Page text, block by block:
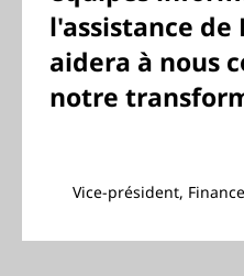
l'assistance de
aidera à nous
notre
Vice-président,